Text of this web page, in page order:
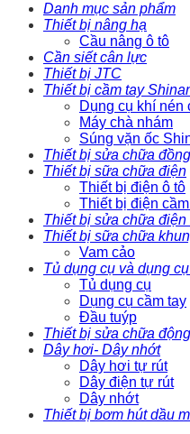
Danh mục sản phẩm
Thiết bị nâng hạ
Cầu nâng ô tô
Cần siết cân lực
Thiết bị JTC
Thiết bị cầm tay
Dụng cụ khí nén
Máy chà nhám
Súng vặn ốc
Thiết bị sửa chữa
Thiết bị sữa chữa điện
Thiết bị điện ô tô
Thiết bị điện
Thiết bị sửa chữa điện
Thiết bị sữa chữa
Vam cảo
Tủ dụng cụ và dụng
Tủ dụng cụ
Dụng cụ cầm tay
Đầu tuýp
Thiết bị sửa chữa
Dây hơi- Dây nhớt
Dây hơi tự rút
Dây điện tự rút
Dây nhớt
Thiết bị bơm hút dầu